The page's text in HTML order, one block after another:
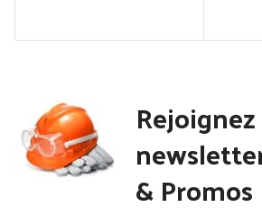
& Promos